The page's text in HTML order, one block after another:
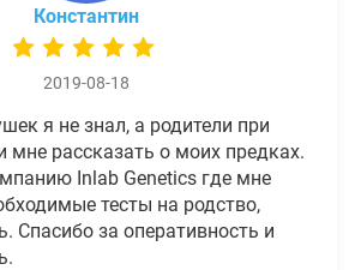
Константин
2019-08-18
я не знал, а родители при
мне рассказать о моих предках.
Inlab Genetics где мне
тесты на родство,
Спасибо за оперативность и